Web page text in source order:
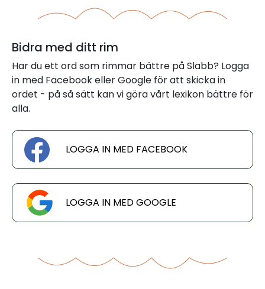
Bidra med ditt rim
Har du ett ord som rimmar bättre på Slabb? Logga
in med Facebook eller Google för att skicka in
ordet - på så sätt kan vi göra vårt lexikon bättre för
alla.
LOGGA IN MED FACEBOOK
LOGGA IN MED GOOGLE